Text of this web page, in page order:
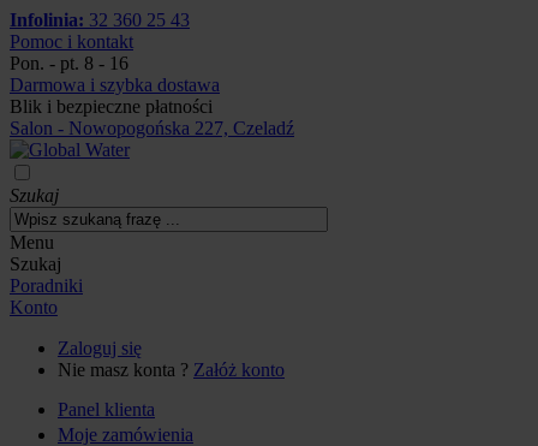
Infolinia: 32 360 25 43
Pomoc i kontakt
Pon. - pt. 8 - 16
Darmowa i szybka dostawa
Blik i bezpieczne płatności
Salon - Nowopogońska 227, Czeladź
Szukaj
Menu
Szukaj
Poradniki
Konto
Zaloguj się
Nie masz konta ? Załóż konto
Panel klienta
Moje zamówienia